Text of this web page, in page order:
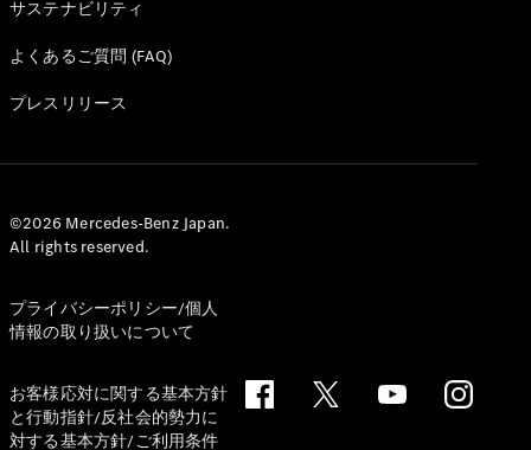
サステナビリティ
よくあるご質問 (FAQ)
プレスリリース
©2026 Mercedes-Benz Japan.
All rights reserved.
プライバシーポリシー/個人
情報の取り扱いについて
お客様応対に関する基本方針
と行動指針/反社会的勢力に
対する基本方針/ご利用条件